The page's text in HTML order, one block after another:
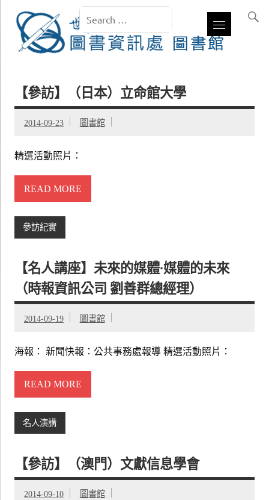
【參訪】（日本）立命館大學
2014-09-23 圖書館
精選活動照片：
READ MORE
參訪紀實
【名人講座】未來的媒體∙媒體的未來
（時報資訊公司 劉善群總經理）
2014-09-19 圖書館
海報： 新聞快報：公共事務處報導 精選活動照片：
READ MORE
名人演講
【參訪】（澳門）文獻信息學會
2014-09-10 圖書館